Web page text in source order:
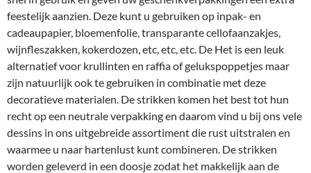
feestelijk aanzien. Deze kunt u gebruiken op inpak- en
cadeaupapier, bloemenfolie, transparante cellofaanzakjes,
wijnfleszakken, kokerdozen, etc, etc, etc. De Het is een leuk
alternatief voor krullinten en raffia of gelukspoppetjes maar
zijn natuurlijk ook te gebruiken in combinatie met deze
decoratieve materialen. De strikken komen het best tot hun
recht op een neutrale verpakking en daarom vind u bij ons vele
dessins in ons uitgebreide assortiment die rust uitstralen en
waarmee u naar hartenlust kunt combineren. De strikken
worden geleverd in een doosje zodat het makkelijk aan de